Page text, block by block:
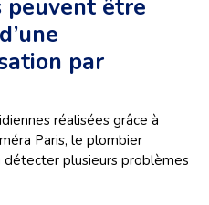
peuvent être
par
réalisées grâce à
Paris, le plombier
plusieurs problèmes